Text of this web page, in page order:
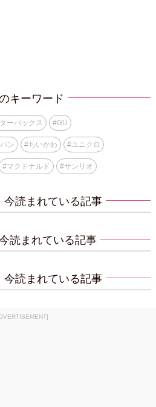
キーワード
ーバックス #GU
ン #ちいかわ #ユニクロ
#マクドナルド #サンリオ
今読まれている記事
読まれている記事
今読まれている記事